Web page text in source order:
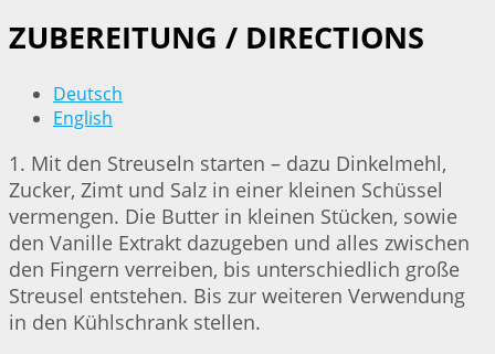
ZUBEREITUNG / DIRECTIONS
Deutsch
English
1. Mit den Streuseln starten – dazu Dinkelmehl,
Zucker, Zimt und Salz in einer kleinen Schüssel
vermengen. Die Butter in kleinen Stücken, sowie
den Vanille Extrakt dazugeben und alles zwischen
den Fingern verreiben, bis unterschiedlich große
Streusel entstehen. Bis zur weiteren Verwendung
in den Kühlschrank stellen.